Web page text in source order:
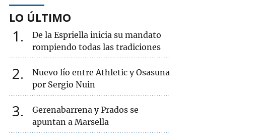
LO ÚLTIMO
1
De la Espriella inicia su mandato
rompiendo todas las tradiciones
2
Nuevo lío entre Athletic y Osasuna
por Sergio Nuin
3
Gerenabarrena y Prados se
apuntan a Marsella